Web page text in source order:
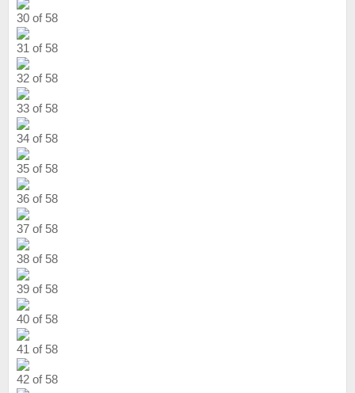
30 of 58
31 of 58
32 of 58
33 of 58
34 of 58
35 of 58
36 of 58
37 of 58
38 of 58
39 of 58
40 of 58
41 of 58
42 of 58